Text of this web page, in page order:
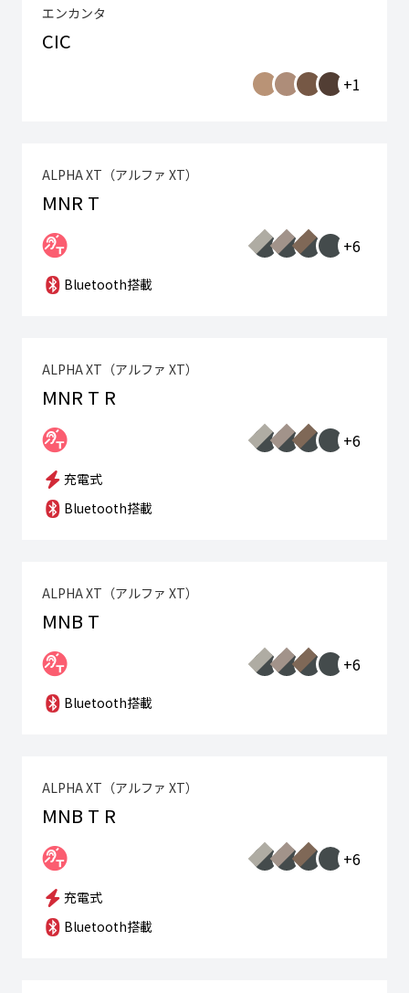
エンカンタ
CIC
+1
ALPHA XT（アルファ XT）
MNR T
+6
Bluetooth搭載
ALPHA XT（アルファ XT）
MNR T R
+6
充電式
Bluetooth搭載
ALPHA XT（アルファ XT）
MNB T
+6
Bluetooth搭載
ALPHA XT（アルファ XT）
MNB T R
+6
充電式
Bluetooth搭載